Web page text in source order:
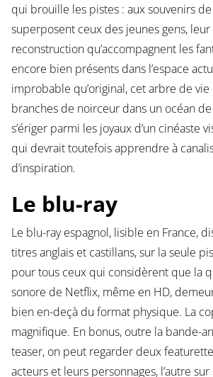
qui brouille les pistes : aux souvenirs
superposent ceux des jeunes gens,
reconstruction qu’accompagnent les
encore bien présents dans l’espace
improbable qu’original, cet arbre de
branches de noirceur dans un océan
s’ériger parmi les joyaux d’un cinéaste
qui devrait toutefois apprendre à
d’inspiration.
Le blu-ray
Le blu-ray espagnol, lisible en France,
titres anglais et castillans, sur la seule
pour tous ceux qui considèrent que la
sonore de Netflix, même en HD,
bien en-deçà du format physique. La
magnifique. En bonus, outre la bande-
teaser, on peut regarder deux
acteurs et leurs personnages, l’autre